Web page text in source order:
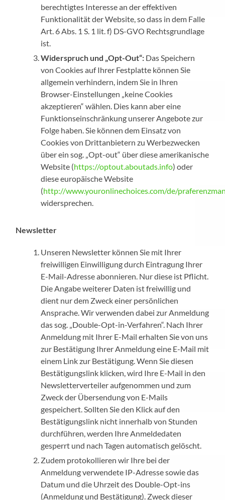
berechtigtes Interesse an der effektiven
Funktionalität der Website, so dass in dem Falle
Art. 6 Abs. 1 S. 1 lit. f) DS-GVO Rechtsgrundlage
ist.
Widerspruch und „Opt-Out“: Das Speichern
von Cookies auf Ihrer Festplatte können Sie
allgemein verhindern, indem Sie in Ihren
Browser-Einstellungen „keine Cookies
akzeptieren“ wählen. Dies kann aber eine
Funktionseinschränkung unserer Angebote zur
Folge haben. Sie können dem Einsatz von
Cookies von Drittanbietern zu Werbezwecken
über ein sog. „Opt-out“ über diese amerikanische
Website (https://optout.aboutads.info) oder
diese europäische Website
(http://www.youronlinechoices.com/de/
widersprechen.
Newsletter
Unseren Newsletter können Sie mit Ihrer
freiwilligen Einwilligung durch Eintragung Ihrer
E-Mail-Adresse abonnieren. Nur diese ist Pflicht.
Die Angabe weiterer Daten ist freiwillig und
dient nur dem Zweck einer persönlichen
Ansprache. Wir verwenden dabei zur Anmeldung
das sog. „Double-Opt-in-Verfahren“. Nach Ihrer
Anmeldung mit Ihrer E-Mail erhalten Sie von uns
zur Bestätigung Ihrer Anmeldung eine E-Mail mit
einem Link zur Bestätigung. Wenn Sie diesen
Bestätigungslink klicken, wird Ihre E-Mail in den
Newsletterverteiler aufgenommen und zum
Zweck der Übersendung von E-Mails
gespeichert. Sollten Sie den Klick auf den
Bestätigungslink nicht innerhalb von Stunden
durchführen, werden Ihre Anmeldedaten
gesperrt und nach Tagen automatisch gelöscht.
Zudem protokollieren wir Ihre bei der
Anmeldung verwendete IP-Adresse sowie das
Datum und die Uhrzeit des Double-Opt-ins
(Anmeldung und Bestätigung). Zweck dieser